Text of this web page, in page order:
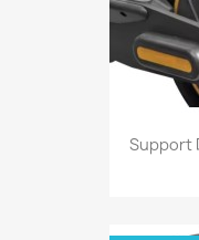
Support